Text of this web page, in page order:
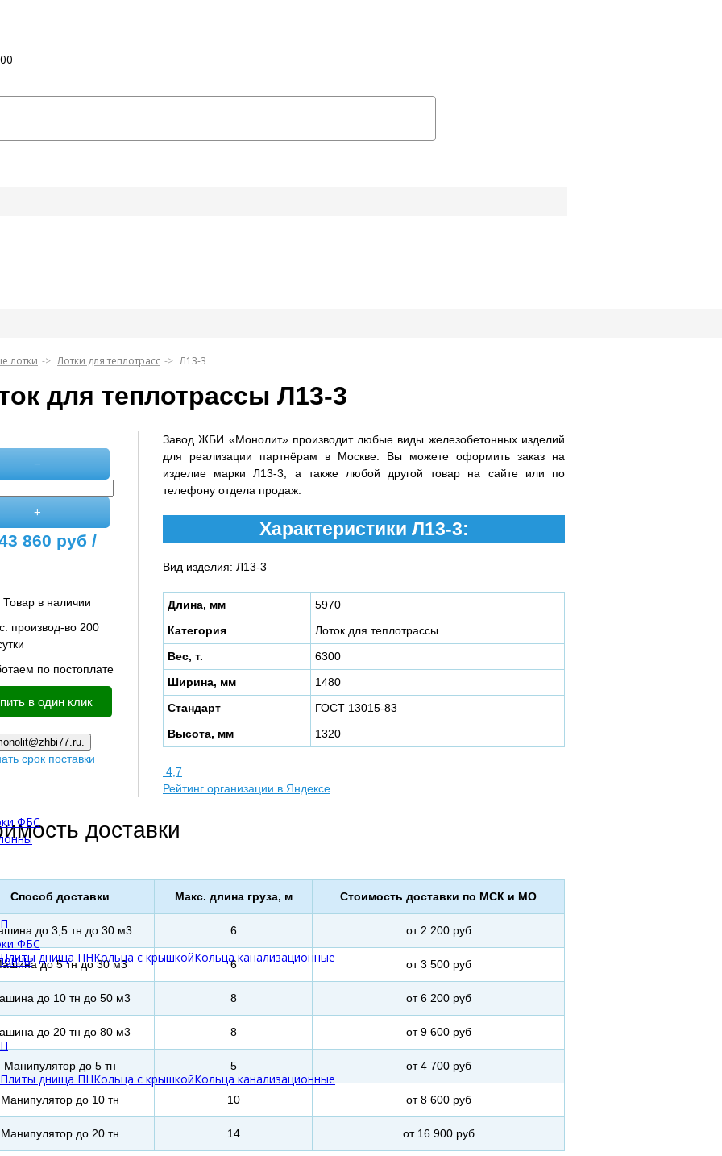
ФБС
Плиты днища ПНКольца с крышкойКольца канализационные
ФБС
Плиты днища ПНКольца с крышкойКольца канализационные
лотки Лотки для теплотрасс Л13-3
для теплотрассы Л13-3
−
+
860 руб /
Товар в наличии
производ-во 200
по постоплате
в один клик
срок поставки
Завод ЖБИ «Монолит» производит любые виды железобетонных изделий
для реализации партнёрам в Москве. Вы можете оформить заказ на
изделие марки Л13-3, а также любой другой товар на сайте или по
телефону отдела продаж.
Характеристики Л13-3:
Вид изделия: Л13-3
Длина, мм
5970
Категория
Лоток для теплотрассы
Вес, т.
6300
Ширина, мм
1480
Стандарт
ГОСТ 13015-83
Высота, мм
1320
4,7
Рейтинг организации в Яндексе
доставки
Способ доставки Макс. длина груза, м Стоимость доставки по МСК и МО
до 3,5 тн до 30 м3 6 от 2 200 руб
до 5 тн до 30 м3 6 от 3 500 руб
до 10 тн до 50 м3 8 от 6 200 руб
до 20 тн до 80 м3 8 от 9 600 руб
Манипулятор до 5 тн 5 от 4 700 руб
Манипулятор до 10 тн 10 от 8 600 руб
Манипулятор до 20 тн 14 от 16 900 руб